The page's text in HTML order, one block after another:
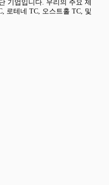
기업입니다. 우리의 주요 제
로테네 TC, 오스트홀 TC, 및